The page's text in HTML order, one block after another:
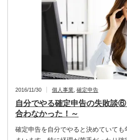
2016/11/30 個人事業 確定申告
自分でやる確定申告の失敗談
合わなかった！～
確定申告を自分でやると決めていても